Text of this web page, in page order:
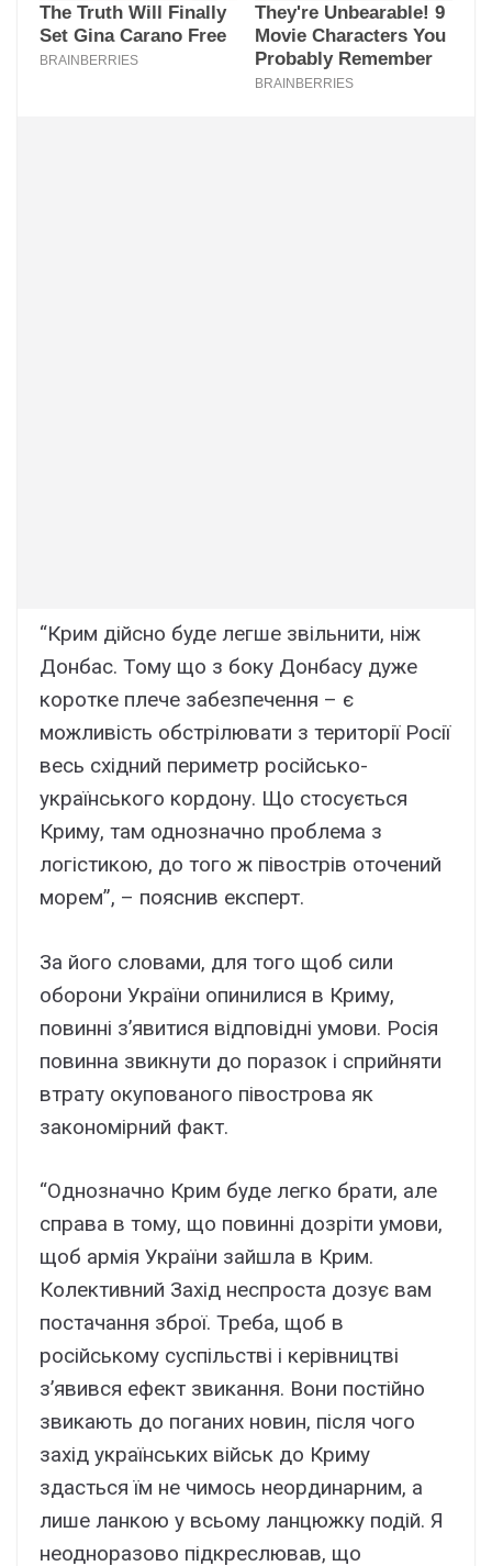
“Крим дійсно буде легше звільнити, ніж
Донбас. Тому що з боку Донбасу дуже
коротке плече забезпечення – є
можливість обстрілювати з території Росії
весь східний периметр російсько-
українського кордону. Що стосується
Криму, там однозначно проблема з
логістикою, до того ж півострів оточений
морем”, – пояснив експерт.
За його словами, для того щоб сили
оборони України опинилися в Криму,
повинні з’явитися відповідні умови. Росія
повинна звикнути до поразок і сприйняти
втрату окупованого півострова як
закономірний факт.
“Однозначно Крим буде легко брати, але
справа в тому, що повинні дозріти умови,
щоб армія України зайшла в Крим.
Колективний Захід неспроста дозує вам
постачання зброї. Треба, щоб в
російському суспільстві і керівництві
з’явився ефект звикання. Вони постійно
звикають до поганих новин, після чого
захід українських військ до Криму
здасться їм не чимось неординарним, а
лише ланкою у всьому ланцюжку подій. Я
неодноразово підкреслював, що